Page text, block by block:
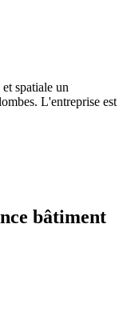
spatiale un
L'entreprise est
bâtiment